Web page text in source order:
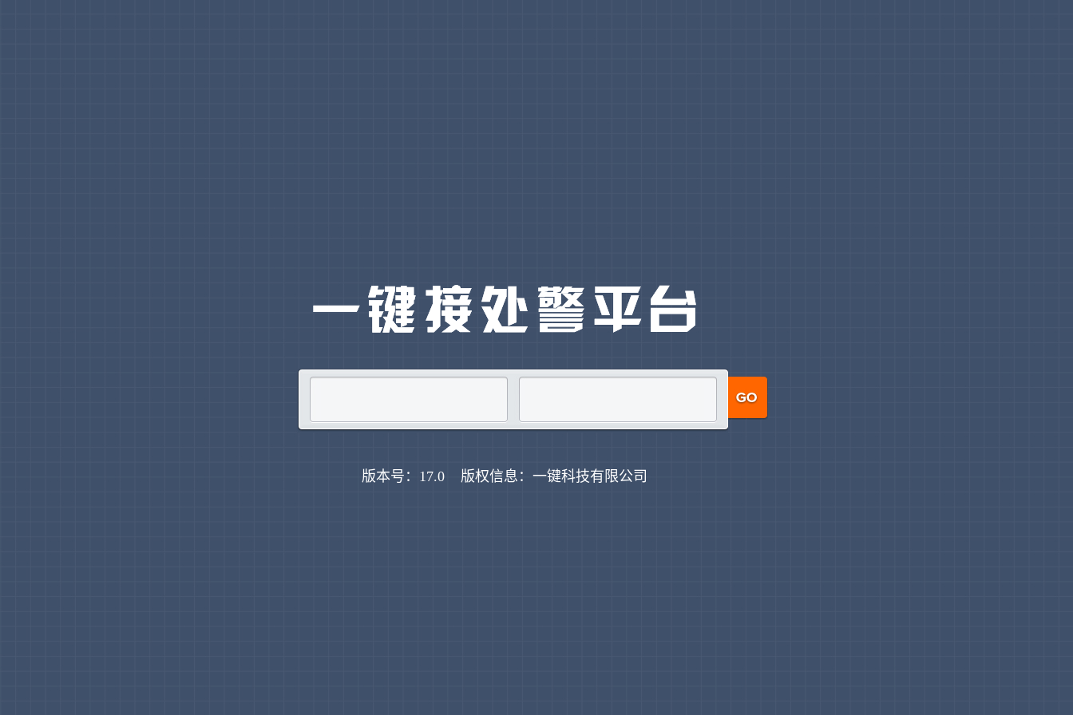
版本号：17.0 版权信息：一键科技有限公司